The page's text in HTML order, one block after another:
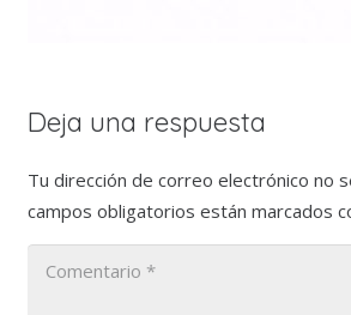
Deja una respuesta
Tu dirección de correo electrónico no
campos obligatorios están marcados